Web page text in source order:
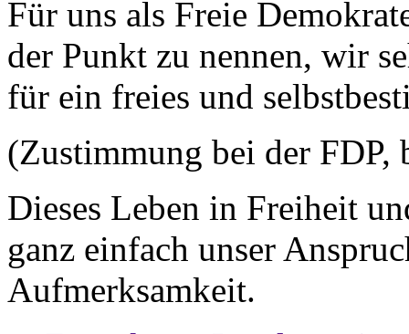
Für uns als Freie
der Punkt zu nennen, wir
für ein freies und
(Zustimmung bei der FDP,
Dieses Leben in Freiheit
ganz einfach unser
Aufmerksamkeit.